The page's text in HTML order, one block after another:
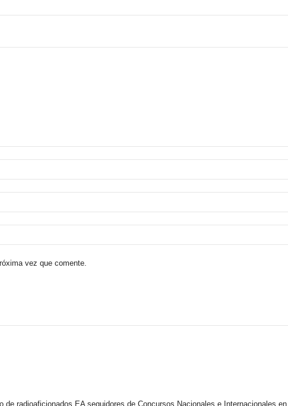
vez que comente.
radioaficionados EA seguidores de Concursos Nacionales e Internacionales